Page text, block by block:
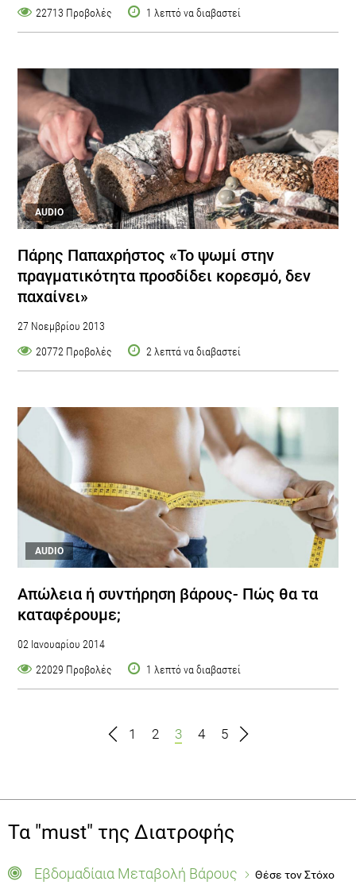
22713 Προβολές 1 λεπτό να διαβαστεί
AUDIO
Πάρης Παπαχρήστος «Το ψωμί στην
πραγματικότητα προσδίδει κορεσμό, δεν
παχαίνει»
27 Νοεμβρίου 2013
20772 Προβολές
2 λεπτά να διαβαστεί
AUDIO
Απώλεια ή συντήρηση βάρους- Πώς θα τα
καταφέρουμε;
02 Ιανουαρίου 2014
22029 Προβολές
1 λεπτό να διαβαστεί
1 2 3 4 5
Τα "must" της Διατροφής
Εβδομαδίαια Μεταβολή Βάρους
Θέσε τον Στόχο